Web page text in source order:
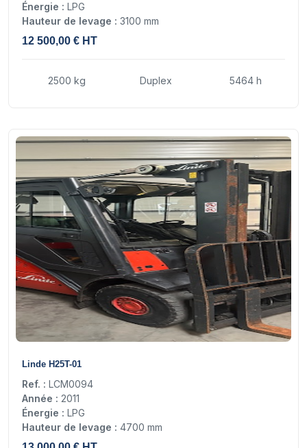
Énergie : LPG
Hauteur de levage : 3100 mm
12 500,00 € HT
2500 kg Duplex 5464 h
Linde H25T-01
Ref. : LCM0094
Année : 2011
Énergie : LPG
Hauteur de levage : 4700 mm